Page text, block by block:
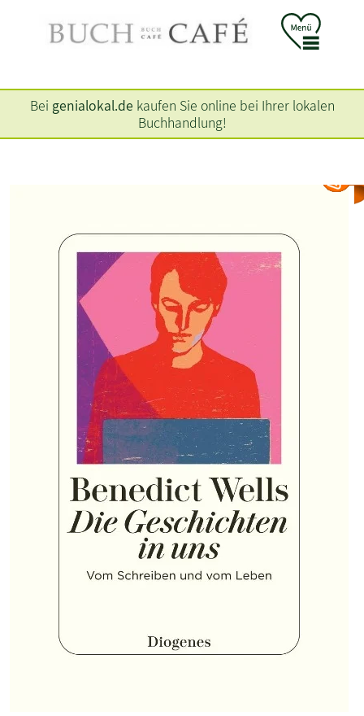
Bei genialokal.de kaufen Sie online bei Ihrer lokalen
Buchhandlung!